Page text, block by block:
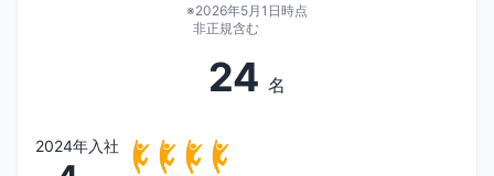
※2026年5月1日時点
非正規含む
24 名
2024年入社